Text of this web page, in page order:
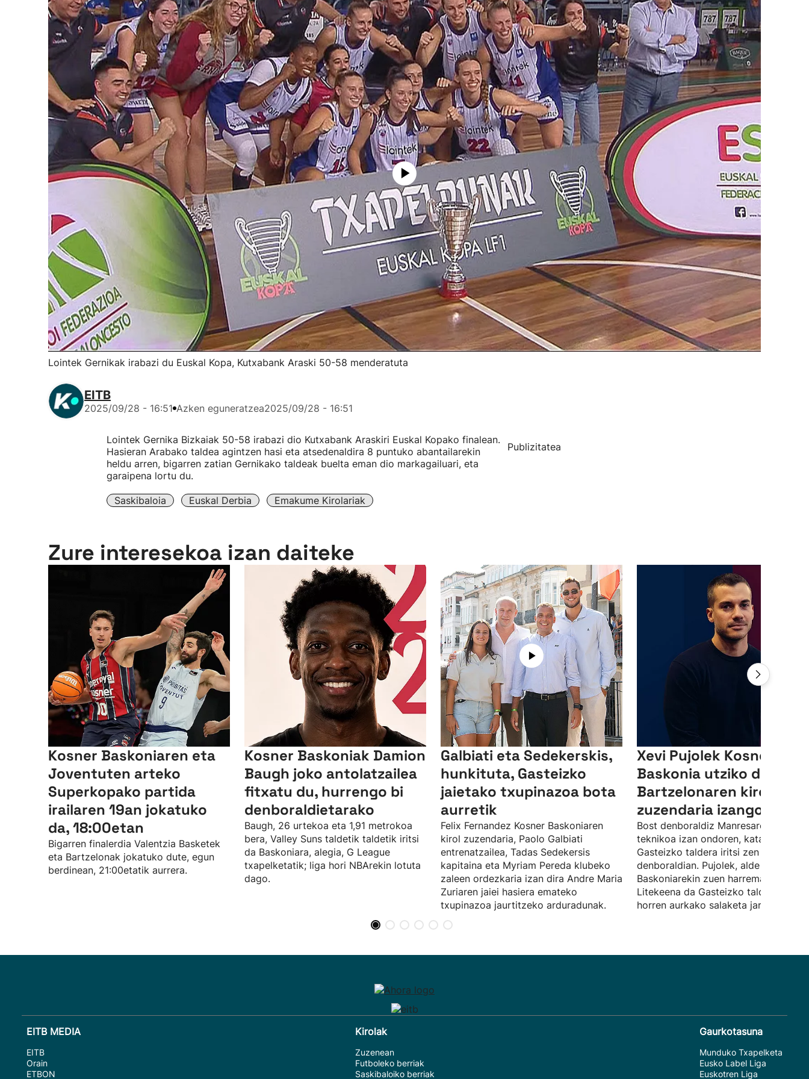
Lointek Gernikak irabazi du Euskal Kopa, Kutxabank Araski 50-58 menderatuta
EITB
2025/09/28 - 16:51 Azken eguneratzea2025/09/28 - 16:51
Lointek Gernika Bizkaiak 50-58 irabazi dio Kutxabank Araskiri Euskal Kopako finalean.
Hasieran Arabako taldea agintzen hasi eta atsedenaldira 8 puntuko abantailarekin
heldu arren, bigarren zatian Gernikako taldeak buelta eman dio markagailuari, eta
garaipena lortu du.
Saskibaloia Euskal Derbia Emakume Kirolariak
Publizitatea
Zure interesekoa izan daiteke
Kosner Baskoniaren eta
Joventuten arteko
Superkopako partida
irailaren 19an jokatuko
da, 18:00etan
Bigarren finalerdia Valentzia Basketek
eta Bartzelonak jokatuko dute, egun
berdinean, 21:00etatik aurrera.
Kosner Baskoniak Damion
Baugh joko antolatzailea
fitxatu du, hurrengo bi
denboraldietarako
Baugh, 26 urtekoa eta 1,91 metrokoa
bera, Valley Suns taldetik taldetik iritsi
da Baskoniara, alegia, G League
txapelketatik; liga hori NBArekin lotuta
dago.
Galbiati eta Sedekerskis,
hunkituta, Gasteizko
jaietako txupinazoa bota
aurretik
Felix Fernandez Kosner Baskoniaren
kirol zuzendaria, Paolo Galbiati
entrenatzailea, Tadas Sedekersis
kapitaina eta Myriam Pereda klubeko
zaleen ordezkaria izan dira Andre Maria
Zuriaren jaiei hasiera emateko
txupinazoa jaurtitzeko arduradunak.
Xevi Pujolek Kosner
Baskonia utziko du, eta
Bartzelonaren kirol
zuzendaria izango da
Bost denboraldiz Manresaren idazkari
teknikoa izan ondoren, kataluniarra
Gasteizko taldera iritsi zen joan den
denboraldian. Pujolek, alde bakarrez,
Baskoniarekin zuen harremana eten
Litekeena da Gasteizko taldeak
horren aurkako salaketa jartzea.
EITB MEDIA
EITB
Orain
ETBON
Kirolak
Zuzenean
Futboleko berriak
Saskibaloiko berriak
Gaurkotasuna
Munduko Txapelketa
Eusko Label Liga
Euskotren Liga